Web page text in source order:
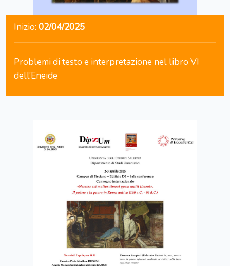
Inizio: 02/04/2025
Problemi di testo e interpretazione nel libro VI
dell’Eneide